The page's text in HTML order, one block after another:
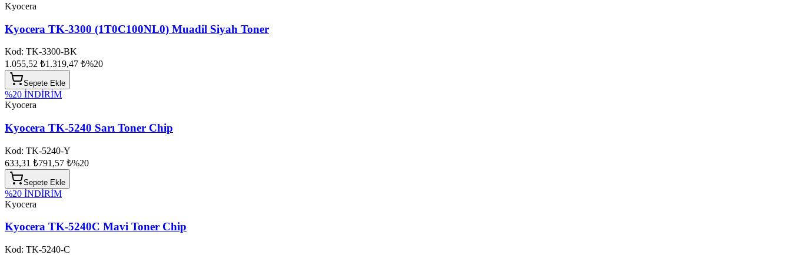
Kyocera
Kyocera TK-3300 (1T0C100NL0) Muadil Siyah Toner
Kod: TK-3300-BK
1.055,52 ₺1.319,47 ₺%20
Sepete Ekle
%20 İNDİRİM
Kyocera
Kyocera TK-5240 Sarı Toner Chip
Kod: TK-5240-Y
633,31 ₺791,57 ₺%20
Sepete Ekle
%20 İNDİRİM
Kyocera
Kyocera TK-5240C Mavi Toner Chip
Kod: TK-5240-C